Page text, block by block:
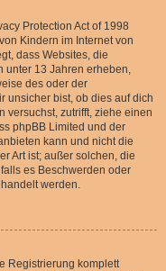
Protection Act of 1998
Kindern im Internet von
dass Websites, die
unter 13 Jahren erheben,
des oder der
unsicher bist, ob dies auf dich
versuchst, zutrifft, ziehe einen
phpBB Limited und der
kann und nicht die
Art ist; außer solchen, die
es Beschwerden oder
werden.
Registrierung komplett